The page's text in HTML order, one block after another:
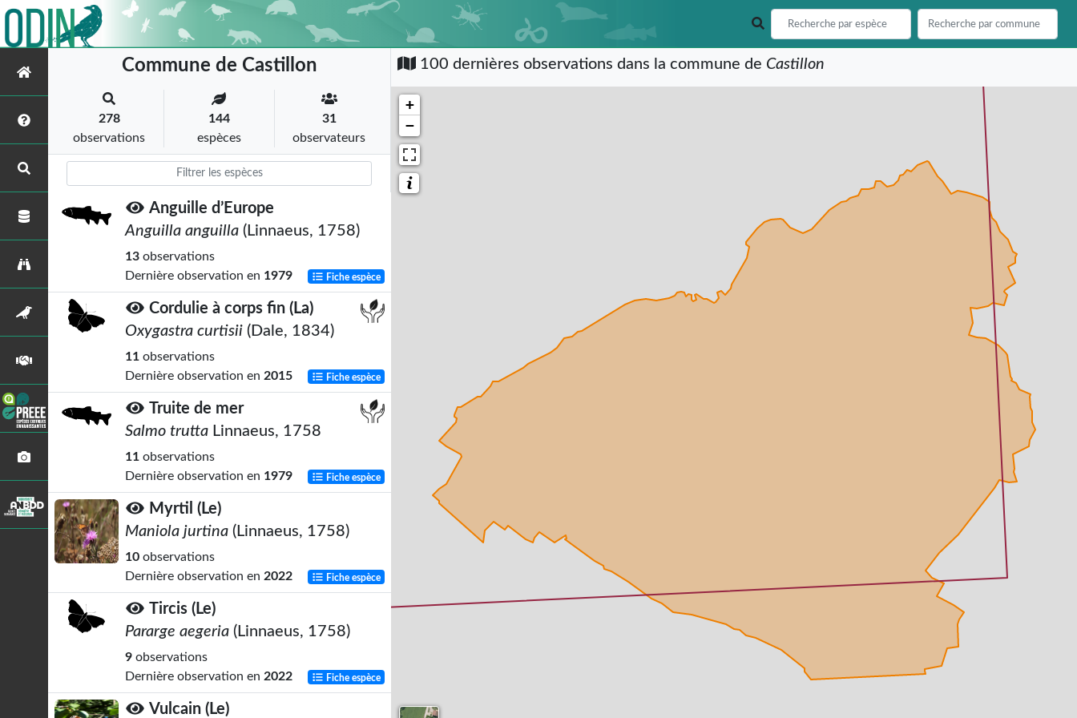
Commune de Castillon
278
observations
144
espèces
31
observateurs
Anguille d’Europe
Anguilla anguilla (Linnaeus, 1758)
13 observations
Dernière observation en 1979 Fiche espèce
Cordulie à corps fin (La)
Oxygastra curtisii (Dale, 1834)
11 observations
Dernière observation en 2015 Fiche espèce
Truite de mer
Salmo trutta Linnaeus, 1758
11 observations
Dernière observation en 1979 Fiche espèce
Myrtil (Le)
Maniola jurtina (Linnaeus, 1758)
10 observations
Dernière observation en 2022 Fiche espèce
Tircis (Le)
Pararge aegeria (Linnaeus, 1758)
9 observations
Dernière observation en 2022 Fiche espèce
Vulcain (Le)
100 dernières observations dans la commune de Castillon
+
−